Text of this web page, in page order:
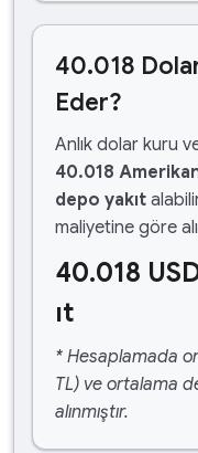
40.018
Eder?
Anlık dolar kuru
40.018
depo yakıt
maliyetine göre
40.018
ıt
* Hesaplamada
TL) ve ortalama
alınmıştır.